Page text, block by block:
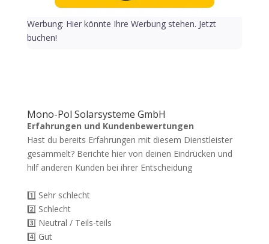
Werbung: Hier könnte Ihre Werbung stehen. Jetzt
buchen!
Mono-Pol Solarsysteme GmbH
Erfahrungen und Kundenbewertungen
Hast du bereits Erfahrungen mit diesem Dienstleister
gesammelt? Berichte hier von deinen Eindrücken und
hilf anderen Kunden bei ihrer Entscheidung
1️⃣ Sehr schlecht
2️⃣ Schlecht
3️⃣ Neutral / Teils-teils
4️⃣ Gut